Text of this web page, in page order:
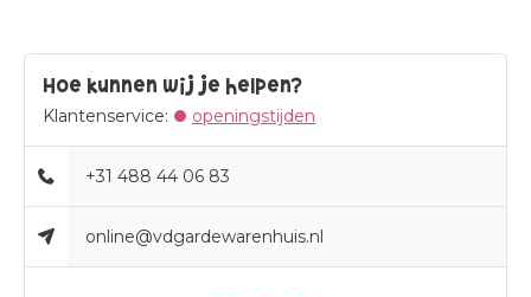
Hoe kunnen wij je helpen?
Klantenservice:
openingstijden
+31 488 44 06 83
online@vdgardewarenhuis.nl